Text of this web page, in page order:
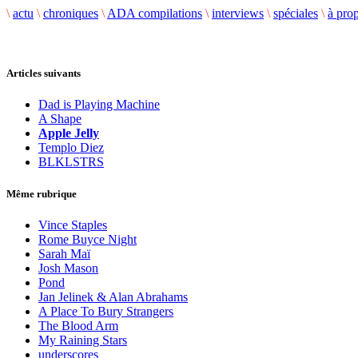
\ actu \ chroniques \ ADA compilations \ interviews \ spéciales \ à
Articles suivants
Dad is Playing Machine
A Shape
Apple Jelly
Templo Diez
BLKLSTRS
Même rubrique
Vince Staples
Rome Buyce Night
Sarah Maï
Josh Mason
Pond
Jan Jelinek & Alan Abrahams
A Place To Bury Strangers
The Blood Arm
My Raining Stars
underscores